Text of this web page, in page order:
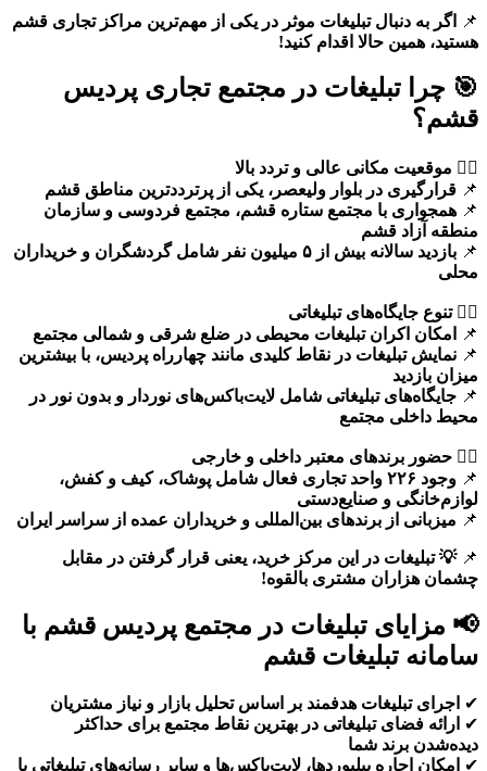
📌
اگر به دنبال تبلیغات موثر در یکی از مهم‌ترین مراکز تجاری قشم
هستید، همین حالا اقدام کنید!
🎯 چرا تبلیغات در مجتمع تجاری پردیس
قشم؟
۱️⃣ موقعیت مکانی عالی و تردد بالا
📌 قرارگیری در بلوار ولیعصر، یکی از پرترددترین مناطق قشم
📌 همجواری با مجتمع ستاره قشم، مجتمع فردوسی و سازمان
منطقه آزاد قشم
📌
بازدید سالانه بیش از ۵ میلیون نفر شامل گردشگران و خریداران
محلی
۲️⃣ تنوع جایگاه‌های تبلیغاتی
📌
امکان اکران تبلیغات محیطی در ضلع شرقی و شمالی مجتمع
📌 نمایش تبلیغات در نقاط کلیدی مانند چهارراه پردیس، با بیشترین
میزان بازدید
📌 جایگاه‌های تبلیغاتی شامل لایت‌باکس‌های نوردار و بدون نور در
محیط داخلی مجتمع
۳️⃣ حضور برندهای معتبر داخلی و خارجی
📌
وجود ۲۲۶ واحد تجاری فعال شامل پوشاک، کیف و کفش،
لوازم‌خانگی و صنایع‌دستی
📌 میزبانی از برندهای بین‌المللی و خریداران عمده از سراسر ایران
📌💡 تبلیغات در این مرکز خرید، یعنی قرار گرفتن در مقابل
چشمان هزاران مشتری بالقوه!
📢 مزایای تبلیغات در مجتمع پردیس قشم با
سامانه تبلیغات قشم
✔ اجرای تبلیغات هدفمند بر اساس تحلیل بازار و نیاز مشتریان
✔ ارائه فضای تبلیغاتی در بهترین نقاط مجتمع برای حداکثر
دیده‌شدن برند شما
✔
امکان اجاره بیلبوردها، لایت‌باکس‌ها و سایر رسانه‌های تبلیغاتی با